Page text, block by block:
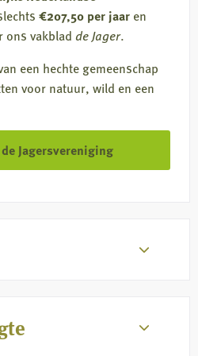
€207,50 per jaar en
ons vakblad de Jager.
een hechte gemeenschap
voor natuur, wild en een
Jagersvereniging